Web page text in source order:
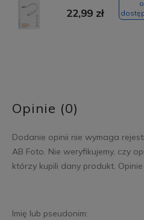
22,99 zł
o
Opinie (0)
Dodanie opinii nie wymaga
AB Foto. Nie weryfikujemy, czy
którzy kupili dany produkt.
Imię lub pseudonim: